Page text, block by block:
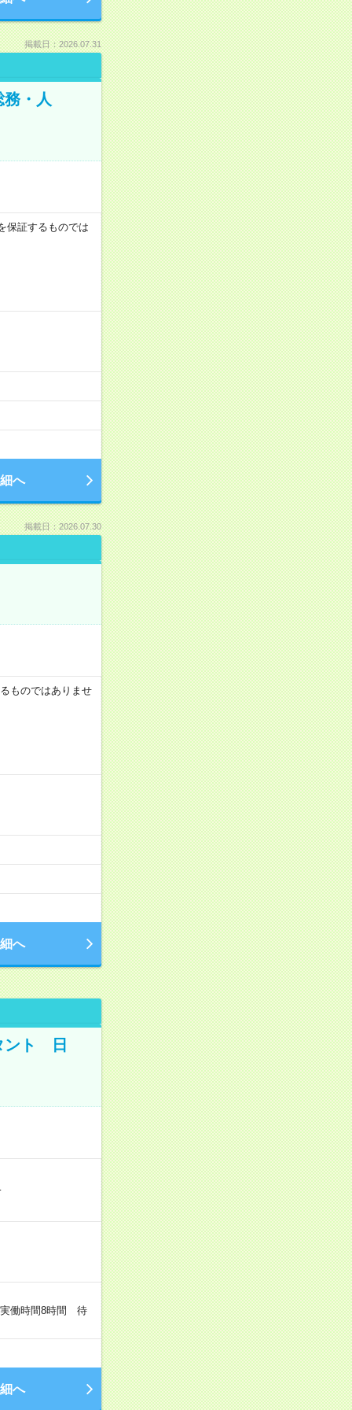
掲載日：2026.07.31
・人
証するものでは
へ
掲載日：2026.07.30
ものではありませ
へ
ント 日
実働時間8時間 待
へ